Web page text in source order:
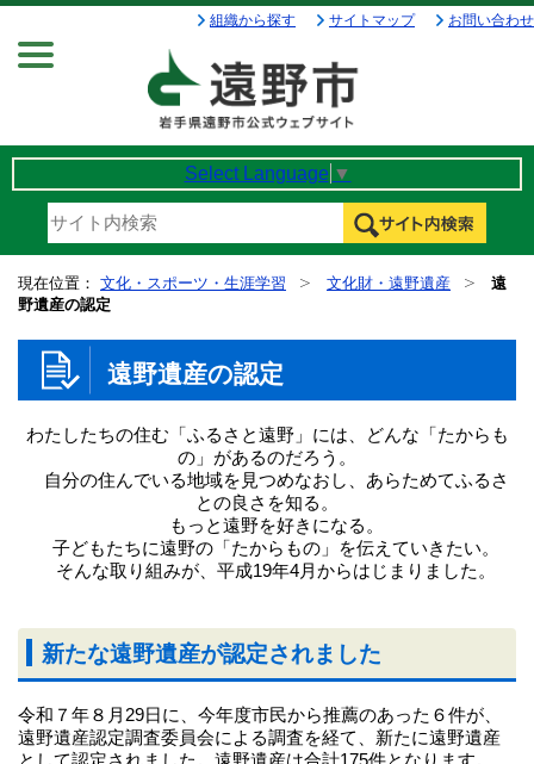
組織から探す サイトマップ お問い合わせ
Select Language ▼
現在位置： 文化・スポーツ・生涯学習 文化財・遠野遺産
遠
野遺産の認定
遠野遺産の認定
わたしたちの住む「ふるさと遠野」には、どんな「たからも
の」があるのだろう。
自分の住んでいる地域を見つめなおし、あらためてふるさ
との良さを知る。
もっと遠野を好きになる。
子どもたちに遠野の「たからもの」を伝えていきたい。
そんな取り組みが、平成19年4月からはじまりました。
新たな遠野遺産が認定されました
令和７年８月29日に、今年度市民から推薦のあった６件が、
遠野遺産認定調査委員会による調査を経て、新たに遠野遺産